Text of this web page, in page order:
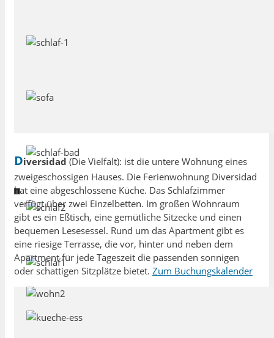
Diversidad (Die Vielfalt): ist die untere Wohnung eines
zweigeschossigen Hauses. Die Ferienwohnung Diversidad
hat eine abgeschlossene Küche. Das Schlafzimmer
verfügt über zwei Einzelbetten. Im großen Wohnraum
gibt es ein Eßtisch, eine gemütliche Sitzecke und einen
bequemen Lesesessel. Rund um das Apartment gibt es
eine riesige Terrasse, die vor, hinter und neben dem
Apartment für jede Tageszeit die passenden sonnigen
oder schattigen Sitzplätze bietet. Zum Buchungskalender